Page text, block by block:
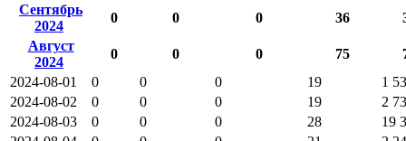
Сентябрь
2024
0 0 0 36
Август
2024
0 0 0 75
2024-08-01
0 0 0 19
1
2024-08-02
0 0 0 19
2
2024-08-03
0 0 0 28
19